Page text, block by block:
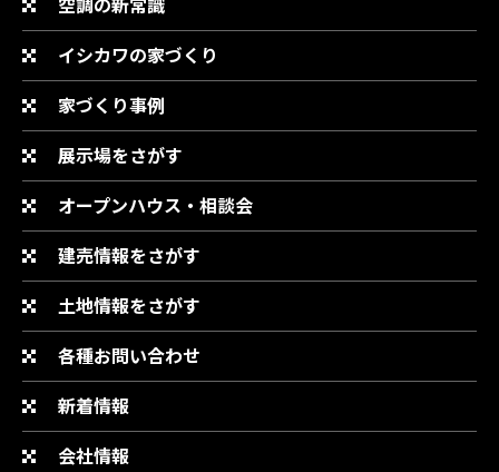
空調の新常識
イシカワの家づくり
家づくり事例
展示場をさがす
オープンハウス・相談会
建売情報をさがす
土地情報をさがす
各種お問い合わせ
新着情報
会社情報